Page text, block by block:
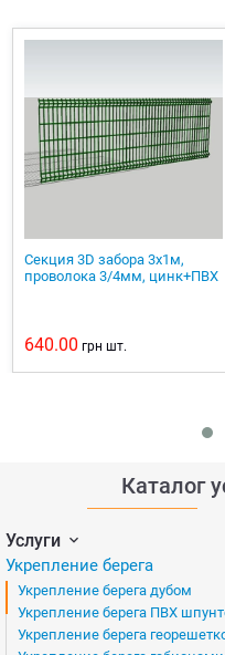
Секция 3D забора 3х1м,
проволока 3/4мм, цинк+ПВХ
640.00 грн шт.
Каталог
Услуги
Укрепление берега
Укрепление берега дубом
Укрепление берега ПВХ
Укрепление берега